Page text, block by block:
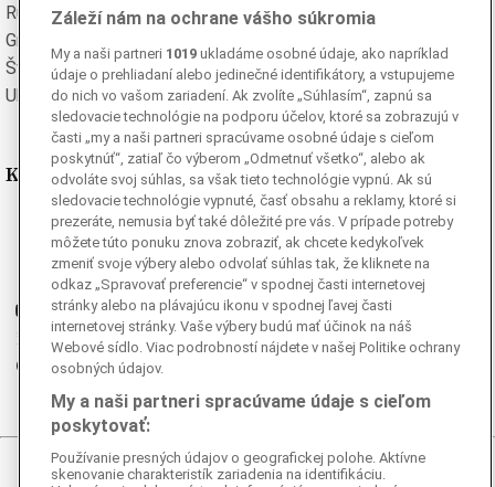
Rumunská
Ruská
Grécka
Švédska
Turecká
Ukrajinská
Vietnamská
Kde nás nájdete
Facebook
Instagram
Ganjing
Youtube
Twitter
Telegram
RSS
© 2026 Epoch Times Slovensko
Záleží nám na ochrane vášho súkromia
My a naši partneri 1019 ukladáme osobné údaje, ako napríklad
údaje o prehliadaní alebo jedinečné identifikátory, a vstupujeme
do nich vo vašom zariadení. Ak zvolíte „Súhlasím“, zapnú sa
sledovacie technológie na podporu účelov, ktoré sa zobrazujú v
časti „my a naši partneri spracúvame osobné údaje s cieľom
poskytnúť“, zatiaľ čo výberom „Odmetnuť všetko“, alebo ak
odvoláte svoj súhlas, sa však tieto technológie vypnú. Ak sú
sledovacie technológie vypnuté, časť obsahu a reklamy, ktoré si
prezeráte, nemusia byť také dôležité pre vás. V prípade potreby
môžete túto ponuku znova zobraziť, ak chcete kedykoľvek
zmeniť svoje výbery alebo odvolať súhlas tak, že kliknete na
odkaz „Spravovať preferencie“ v spodnej časti internetovej
stránky alebo na plávajúcu ikonu v spodnej ľavej časti
internetovej stránky. Vaše výbery budú mať účinok na náš
Webové sídlo. Viac podrobností nájdete v našej Politike ochrany
osobných údajov.
My a naši partneri spracúvame údaje s cieľom
poskytovať:
Používanie presných údajov o geografickej polohe. Aktívne
skenovanie charakteristík zariadenia na identifikáciu.